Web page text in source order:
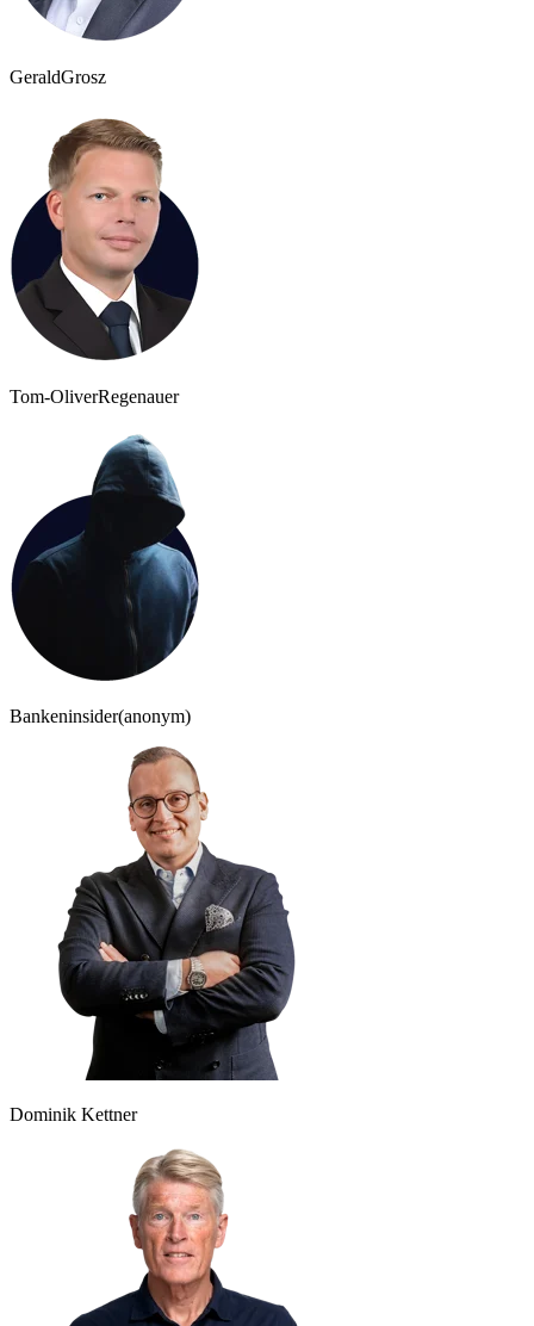
GeraldGrosz
Tom-OliverRegenauer
Bankeninsider(anonym)
Dominik Kettner